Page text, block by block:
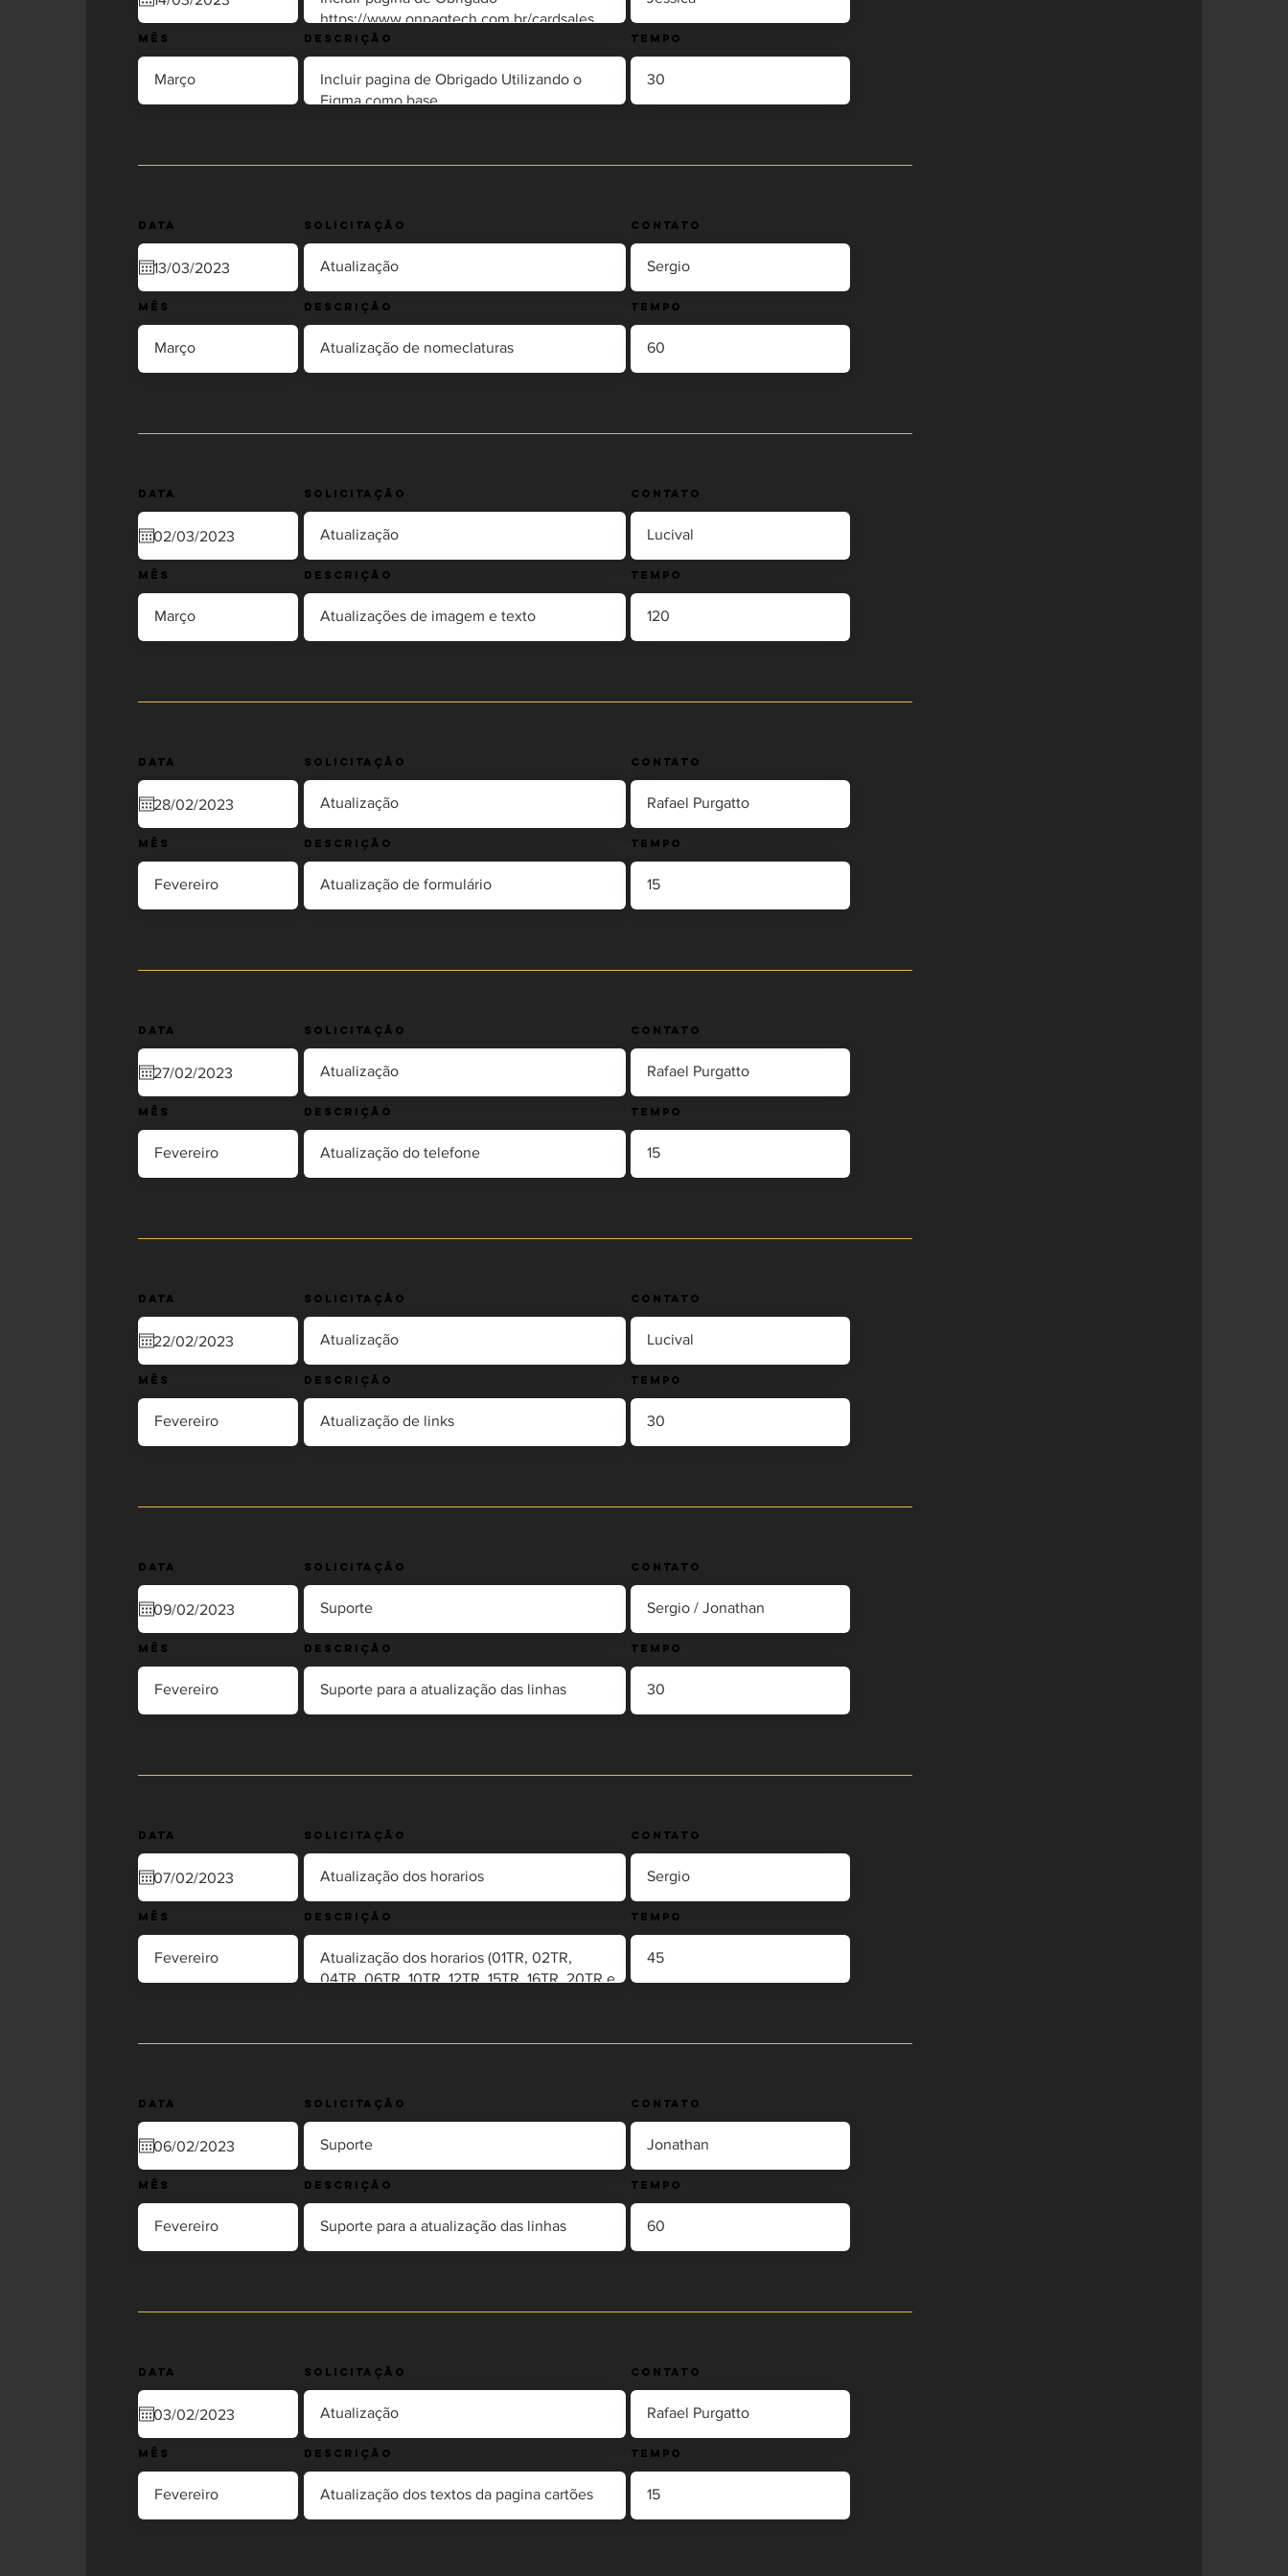
Mês Descrição Tempo
Data Solicitação Contato
Mês Descrição Tempo
Data Solicitação Contato
Mês Descrição Tempo
Data Solicitação Contato
Mês Descrição Tempo
Data Solicitação Contato
Mês Descrição Tempo
Data Solicitação Contato
Mês Descrição Tempo
Data Solicitação Contato
Mês Descrição Tempo
Data Solicitação Contato
Mês Descrição Tempo
Data Solicitação Contato
Mês Descrição Tempo
Data Solicitação Contato
Mês Descrição Tempo